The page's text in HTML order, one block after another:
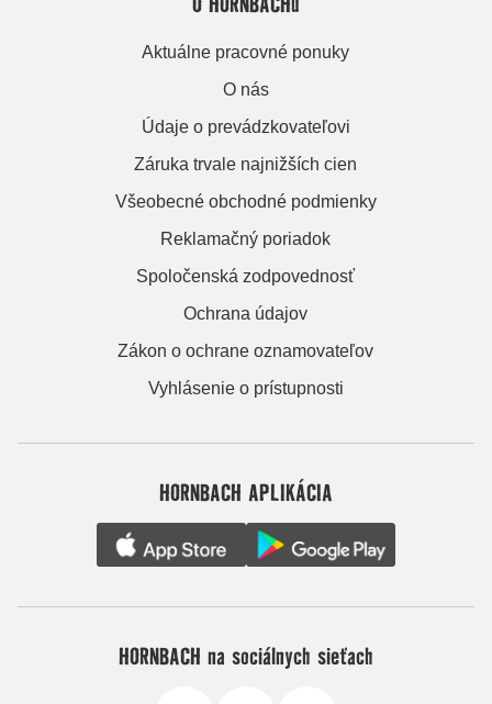
Aktuálne pracovné ponuky
O nás
Údaje o prevádzkovateľovi
Záruka trvale najnižších cien
Všeobecné obchodné podmienky
Reklamačný poriadok
Spoločenská zodpovednosť
Ochrana údajov
Zákon o ochrane oznamovateľov
Vyhlásenie o prístupnosti
HORNBACH APLIKÁCIA
HORNBACH na sociálnych sieťach